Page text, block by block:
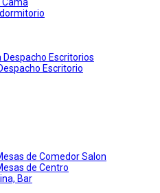
Cama
Despacho Escritorios
Escritorio
de Comedor Salon
de Centro
Bar